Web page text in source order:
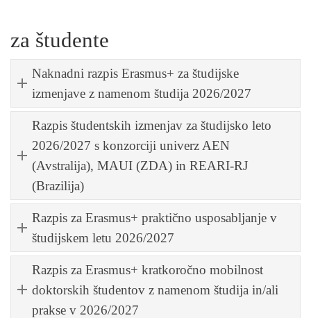
za študente
Naknadni razpis Erasmus+ za študijske
izmenjave z namenom študija 2026/2027
Razpis študentskih izmenjav za študijsko leto
2026/2027 s konzorciji univerz AEN
(Avstralija), MAUI (ZDA) in REARI-RJ
(Brazilija)
Razpis za Erasmus+ praktično usposabljanje v
študijskem letu 2026/2027
Razpis za Erasmus+ kratkoročno mobilnost
doktorskih študentov z namenom študija in/ali
prakse v 2026/2027